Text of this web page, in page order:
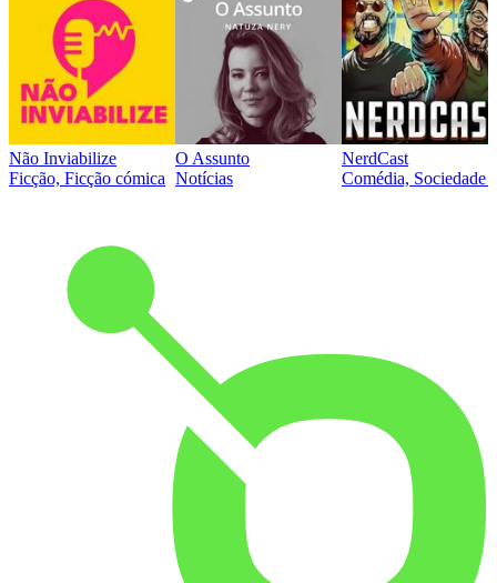
Não Inviabilize
Ficção, Ficção cómica
O Assunto
Notícias
NerdCast
Comédia, Sociedade